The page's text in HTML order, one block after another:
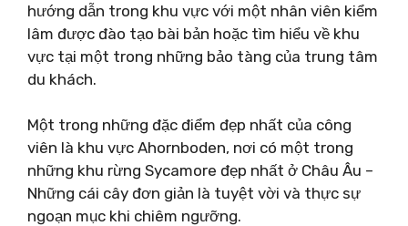
hướng dẫn trong khu vực với một nhân viên kiểm
lâm được đào tạo bài bản hoặc tìm hiểu về khu
vực tại một trong những bảo tàng của trung tâm
du khách.
Một trong những đặc điểm đẹp nhất của công
viên là khu vực Ahornboden, nơi có một trong
những khu rừng Sycamore đẹp nhất ở Châu Âu –
Những cái cây đơn giản là tuyệt vời và thực sự
ngoạn mục khi chiêm ngưỡng.